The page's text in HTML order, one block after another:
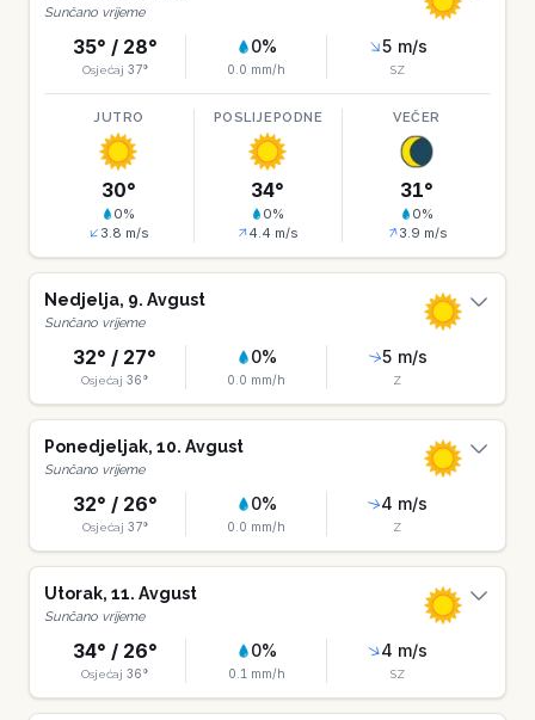
Sunčano vrijeme
35° / 28°
Osjećaj 37°
0%
0.0 mm/h
5 m/s
SZ
JUTRO
30°
0%
3.8 m/s
POSLIJEPODNE
34°
0%
4.4 m/s
VEČER
31°
0%
3.9 m/s
Nedjelja, 9. Avgust
Sunčano vrijeme
32° / 27°
Osjećaj 36°
0%
0.0 mm/h
5 m/s
Z
Ponedjeljak, 10. Avgust
Sunčano vrijeme
32° / 26°
Osjećaj 37°
0%
0.0 mm/h
4 m/s
Z
Utorak, 11. Avgust
Sunčano vrijeme
34° / 26°
Osjećaj 36°
0%
0.1 mm/h
4 m/s
SZ